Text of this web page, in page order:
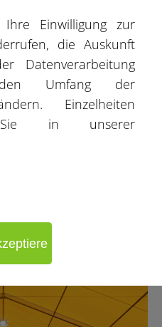
Einwilligung zur
die Auskunft
Datenverarbeitung
Umfang der
Einzelheiten
in unserer